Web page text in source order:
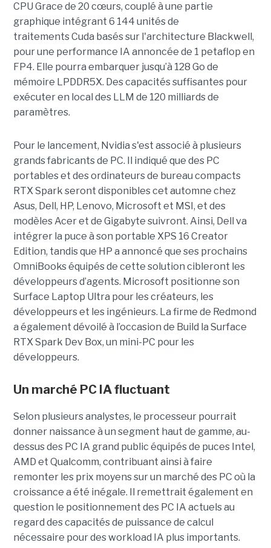
CPU Grace de 20 cœurs, couplé à une partie
graphique intégrant 6 144 unités de
traitements Cuda basés sur l'architecture Blackwell,
pour une performance IA annoncée de 1 petaflop en
FP4. Elle pourra embarquer jusqu’à 128 Go de
mémoire LPDDR5X. Des capacités suffisantes pour
exécuter en local des LLM de 120 milliards de
paramètres.
Pour le lancement, Nvidia s'est associé à plusieurs
grands fabricants de PC. Il indiqué que des PC
portables et des ordinateurs de bureau compacts
RTX Spark seront disponibles cet automne chez
Asus, Dell, HP, Lenovo, Microsoft et MSI, et des
modèles Acer et de Gigabyte suivront. Ainsi, Dell va
intégrer la puce à son portable XPS 16 Creator
Edition, tandis que HP a annoncé que ses prochains
OmniBooks équipés de cette solution cibleront les
développeurs d’agents. Microsoft positionne son
Surface Laptop Ultra pour les créateurs, les
développeurs et les ingénieurs. La firme de Redmond
a également dévoilé à l’occasion de Build la Surface
RTX Spark Dev Box, un mini-PC pour les
développeurs.
Un marché PC IA fluctuant
Selon plusieurs analystes, le processeur pourrait
donner naissance à un segment haut de gamme, au-
dessus des PC IA grand public équipés de puces Intel,
AMD et Qualcomm, contribuant ainsi à faire
remonter les prix moyens sur un marché des PC où la
croissance a été inégale. Il remettrait également en
question le positionnement des PC IA actuels au
regard des capacités de puissance de calcul
nécessaire pour des workload IA plus importants.